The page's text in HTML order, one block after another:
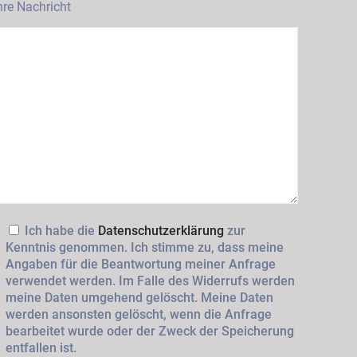
Nachricht
Ich habe die Datenschutzerklärung zur
Kenntnis genommen. Ich stimme zu, dass meine
Angaben für die Beantwortung meiner Anfrage
verwendet werden. Im Falle des Widerrufs werden
meine Daten umgehend gelöscht. Meine Daten
werden ansonsten gelöscht, wenn die Anfrage
bearbeitet wurde oder der Zweck der Speicherung
entfallen ist.